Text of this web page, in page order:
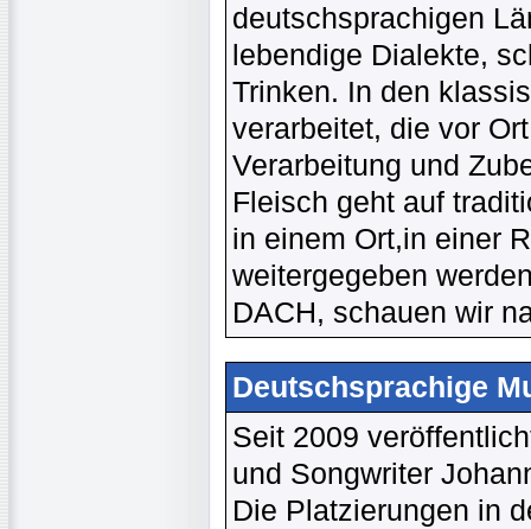
deutschsprachigen
lebendige Dialekte,
Trinken. In den
verarbeitet, die vor
Verarbeitung und
Fleisch geht auf
in einem Ort,in einer
weitergegeben
DACH, schauen wir
Deutschsprachige
Seit 2009
und Songwriter
Die Platzierungen in